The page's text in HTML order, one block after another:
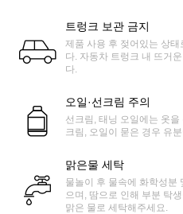
트렁크 보관 금지
제품 사용 후 젖어있는 상태
다. 자동차 트렁크 내 뜨거
다.
오일·선크림 주의
선크림, 태닝 오일에는 옷
크림, 오일이 묻은 경우 유
맑은물 세탁
물놀이 후 물속에 화학성분
으며, 땀으로 인해 부분 탁
맑은 물로 세탁해주세요.